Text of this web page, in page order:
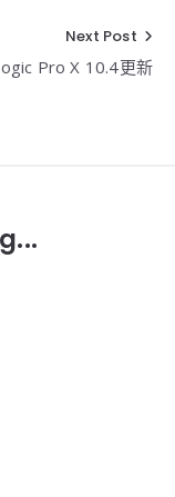
Next Post
Pro X 10.4更新